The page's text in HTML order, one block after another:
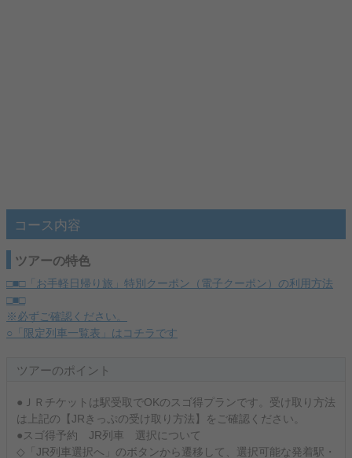
コース内容
ツアーの特色
□■□「お手軽日帰り旅」特別クーポン（電子クーポン）の利用方法
□■□
※必ずご確認ください。
○「限定列車一覧表」はコチラです
ツアーのポイント
●ＪＲチケットは駅受取でOKのスゴ得プランです。受け取り方法
は上記の【JRきっぷの受け取り方法】をご確認ください。
●スゴ得予約 JR列車 選択について
◇「JR列車選択へ」のボタンから遷移して、選択可能な発着駅・